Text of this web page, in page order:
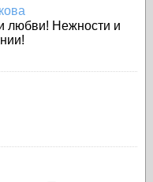
любви! Нежности и